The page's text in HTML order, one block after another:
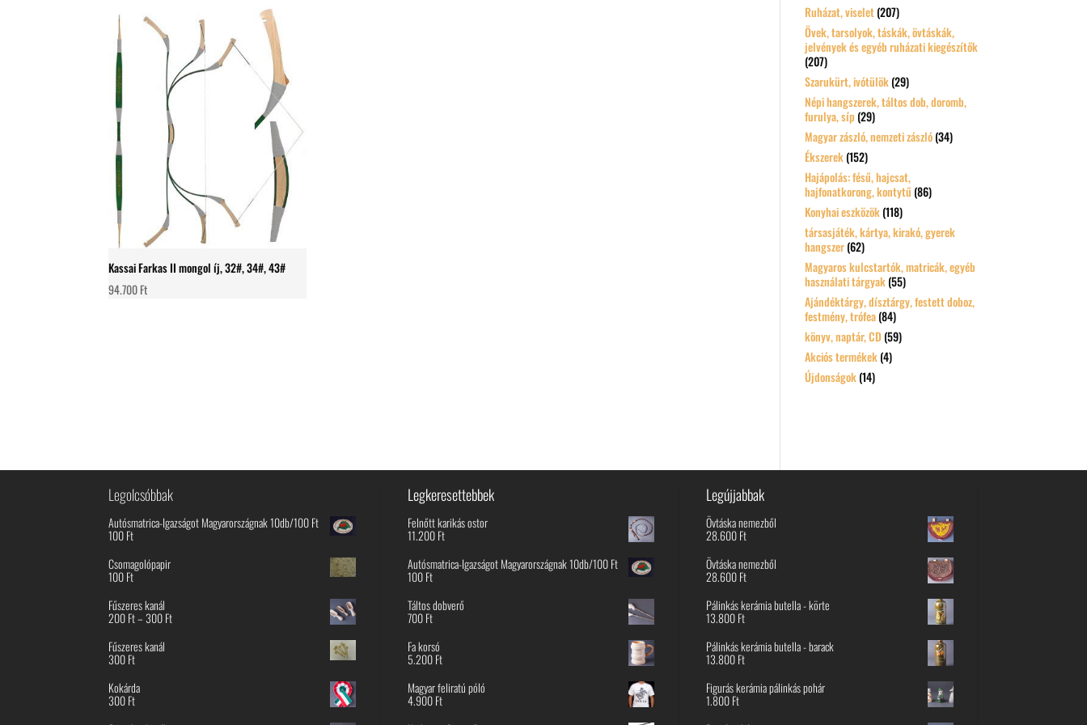
Kassai Farkas II mongol íj, 32#, 34#, 43#
94.700Ft
Ruházat, viselet(207)
Övek, tarsolyok, táskák, övtáskák,
jelvények és egyéb ruházati kiegészítők
(207)
Szarukürt, ivótülök(29)
Népi hangszerek, táltos dob, doromb,
furulya, síp (29)
Magyar zászló, nemzeti zászló(34)
Ékszerek(152)
Hajápolás: fésű, hajcsat,
hajfonatkorong, kontytű(86)
Konyhai eszközök(118)
társasjáték, kártya, kirakó, gyerek
hangszer(62)
Magyaros kulcstartók, matricák, egyéb
használati tárgyak(55)
Ajándéktárgy, dísztárgy, festett doboz,
festmény, trófea(84)
könyv, naptár, CD (59)
Akciós termékek(4)
Újdonságok(14)
Legolcsóbbak
Autósmatrica-Igazságot Magyarországnak 10db/100 Ft
100Ft
Csomagolópapir
100Ft
Fűszeres kanál
200Ft– 300FtÁrtartomány:
Fűszeres kanál
300Ft
Kokárda
300Ft
Legkeresettebbek
Felnőtt karikás ostor
11.200Ft
Autósmatrica-Igazságot Magyarországnak 10db/100 Ft
100Ft
Táltos dobverő
700Ft
Fa korsó
5.200Ft
Magyar feliratú póló
4.900Ft
Legújjabbak
Övtáska nemezből
28.600Ft
Övtáska nemezből
28.600Ft
Pálinkás kerámia butella - körte
13.800Ft
Pálinkás kerámia butella - barack
13.800Ft
Figurás kerámia pálinkás pohár
1.800Ft